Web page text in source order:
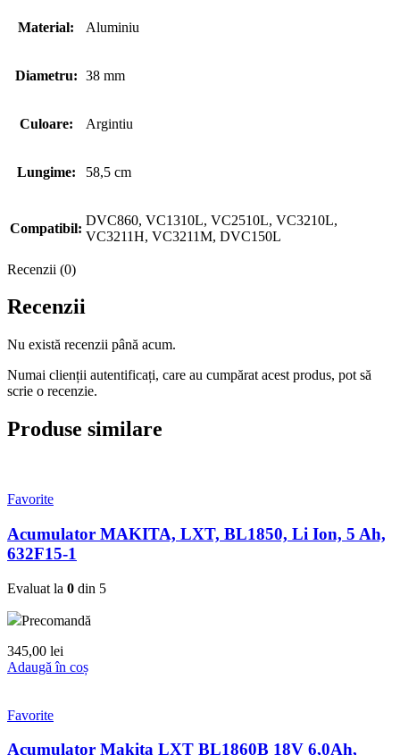
Material: Aluminiu
Diametru: 38 mm
Culoare: Argintiu
Lungime: 58,5 cm
Compatibil:
DVC860, VC1310L, VC2510L, VC3210L,
VC3211H, VC3211M, DVC150L
Recenzii (0)
Recenzii
Nu există recenzii până acum.
Numai clienții autentificați, care au cumpărat acest produs, pot să
scrie o recenzie.
Produse similare
Favorite
Acumulator MAKITA, LXT, BL1850, Li Ion, 5 Ah,
632F15-1
Evaluat la 0 din 5
Precomandă
345,00 lei
Adaugă în coș
Favorite
Acumulator Makita LXT BL1860B 18V 6,0Ah,